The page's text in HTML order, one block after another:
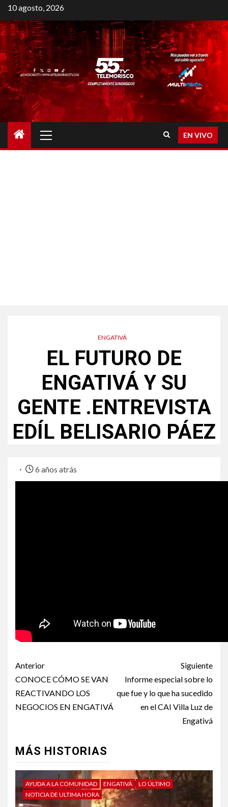
10 agosto, 2026
EN VIVO
ENGATIVÁ
EL FUTURO DE
ENGATIVÁ Y SU
GENTE .ENTREVISTA
EDÍL BELISARIO PÁEZ
6 años atrás
Anterior
CONOCE CÓMO SE VAN
REACTIVANDO LOS
NEGOCIOS EN ENGATIVÁ
Siguiente
Informe especial sobre lo
que fue y lo que ha sucedido
en el CAI Villa Luz de
Engativá
MÁS HISTORIAS
AYUDA A LA COMUNIDAD ENGATIVÁ
LO ÚLTIMO
NOTICIA DE ULTIMA HORA